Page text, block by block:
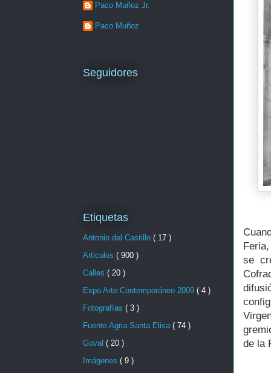
se
de la
Paco Muñoz Jr.
Paco Muñoz
Seguidores
Etiquetas
Antonio del Castillo ( 17 )
Articulos ( 900 )
Calles ( 20 )
Expo Arte Contemporáneo 2009 ( 4 )
Fotografías ( 3 )
Fuente Agria Santa Elisa ( 74 )
Goval ( 20 )
Imágenes ( 9 )